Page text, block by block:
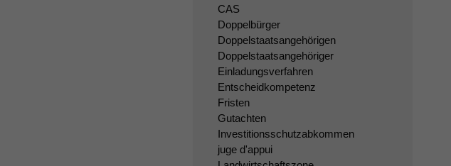
CAS
Doppelbürger
Doppelstaatsangehörigen
Doppelstaatsangehöriger
Einladungsverfahren
Entscheidkompetenz
Fristen
Gutachten
Investitionsschutzabkommen
juge d'appui